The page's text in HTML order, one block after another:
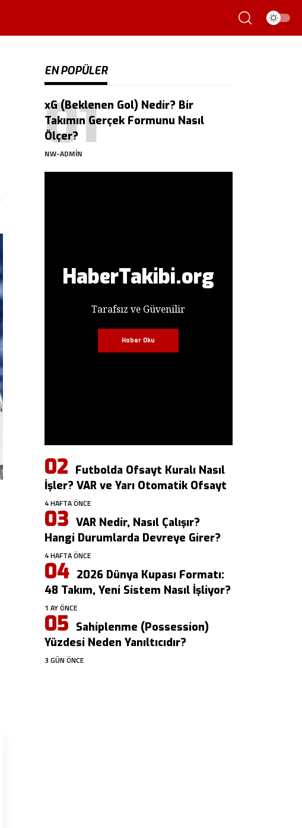
EN POPÜLER
xG (Beklenen Gol) Nedir? Bir
Takımın Gerçek Formunu Nasıl
Ölçer?
NW-ADMIN
HaberTakibi.org
Tarafsız ve Güvenilir
Haber Oku
Futbolda Ofsayt Kuralı Nasıl
İşler? VAR ve Yarı Otomatik Ofsayt
4 HAFTA ÖNCE
VAR Nedir, Nasıl Çalışır?
Hangi Durumlarda Devreye Girer?
4 HAFTA ÖNCE
2026 Dünya Kupası Formatı:
48 Takım, Yeni Sistem Nasıl İşliyor?
1 AY ÖNCE
Sahiplenme (Possession)
Yüzdesi Neden Yanıltıcıdır?
3 GÜN ÖNCE